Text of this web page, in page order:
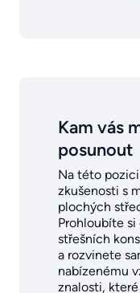
Kam vás
posunout
Na této
zkušenosti s
plochých
Prohloubíte
střešních
a rozvinete
nabízenému
znalosti,